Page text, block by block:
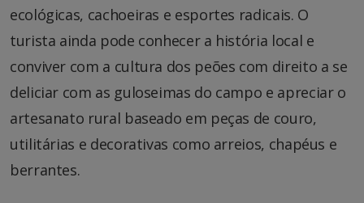
ecológicas, cachoeiras e esportes radicais. O
turista ainda pode conhecer a história local e
conviver com a cultura dos peões com direito a se
deliciar com as guloseimas do campo e apreciar o
artesanato rural baseado em peças de couro,
utilitárias e decorativas como arreios, chapéus e
berrantes.